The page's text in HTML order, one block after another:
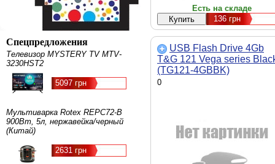
Спецпредложения
Телевизор MYSTERY TV MTV-
3230HST2
5097 грн
Мультиварка Rotex REPC72-B
900Вт, 5л, нержавейка/черный
(Китай)
2631 грн
Есть на складе
136грн
USB Flash Drive 4Gb
T&G 121 Vega series
(TG121-4GBBK)
0